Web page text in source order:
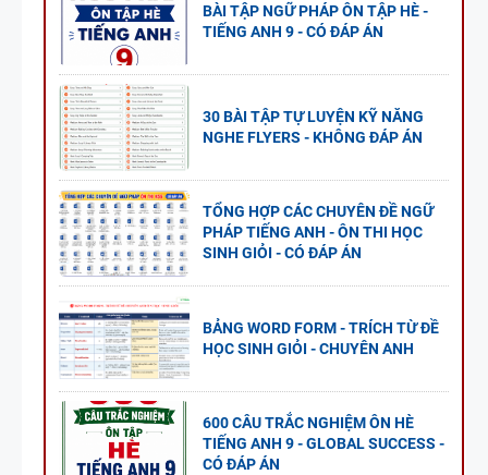
BÀI TẬP NGỮ PHÁP ÔN TẬP HÈ -
TIẾNG ANH 9 - CÓ ĐÁP ÁN
30 BÀI TẬP TỰ LUYỆN KỸ NĂNG
NGHE FLYERS - KHÔNG ĐÁP ÁN
TỔNG HỢP CÁC CHUYÊN ĐỀ NGỮ
PHÁP TIẾNG ANH - ÔN THI HỌC
SINH GIỎI - CÓ ĐÁP ÁN
BẢNG WORD FORM - TRÍCH TỪ ĐỀ
HỌC SINH GIỎI - CHUYÊN ANH
600 CÂU TRẮC NGHIỆM ÔN HÈ
TIẾNG ANH 9 - GLOBAL SUCCESS -
CÓ ĐÁP ÁN